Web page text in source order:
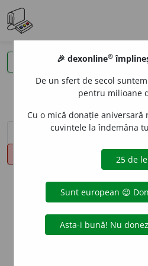
sinteza definițiilor (1)
info
Aceste definiții
echipa
originale se află
Puteți reordona
🎉 dexonline®
De un sfert de secol
pentru milioane
Cu o mică donație aniversară
cuvintele la îndemâna